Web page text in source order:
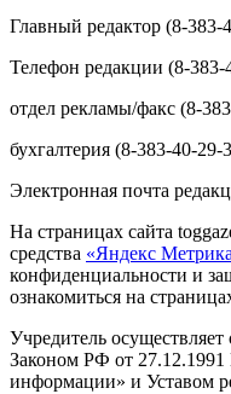
Главный редактор (8-383-
Телефон редакции (8-383-
отдел рекламы/факс (8-
бухгалтерия (8-383-40-29-
Электронная почта
На страницах сайта
средства «Яндекс
конфиденциальности и
ознакомиться на
Учредитель осуществляет
Законом РФ от
информации» и Уставом